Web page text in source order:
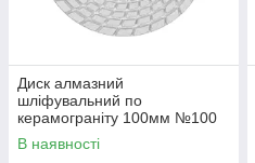
Диск алмазний
шліфувальний по
керамограніту 100мм №100
(YT-48201)
В наявності